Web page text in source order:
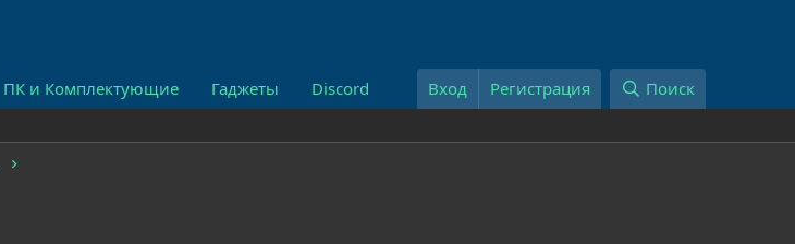
ПК и Комплектующие Гаджеты Discord Вход Регистрация Поиск